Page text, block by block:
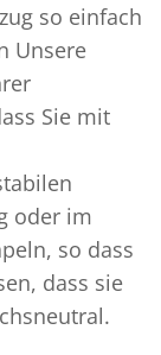
so einfach
Unsere
Sie mit
oder im
so dass
dass sie